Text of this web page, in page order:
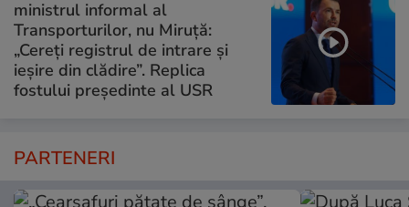
ministrul informal al
Transporturilor, nu Miruță:
„Cereți registrul de intrare și
ieșire din clădire”. Replica
fostului președinte al USR
PARTENERI